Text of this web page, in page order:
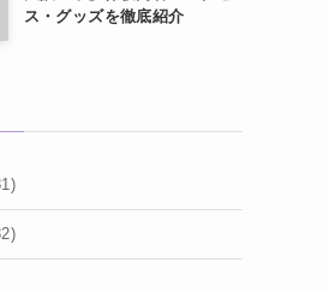
ス・グッズを徹底紹介